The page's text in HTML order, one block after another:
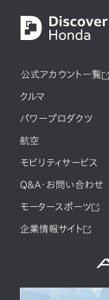
公式アカウント一覧
クルマ
パワープロダクツ
航空
モビリティサービス
Q&A・お問い合わせ
モータースポーツ
企業情報サイト